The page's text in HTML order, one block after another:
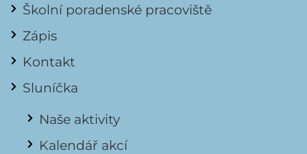
Školní poradenské pracoviště
Zápis
Kontakt
Sluníčka
Naše aktivity
Kalendář akcí